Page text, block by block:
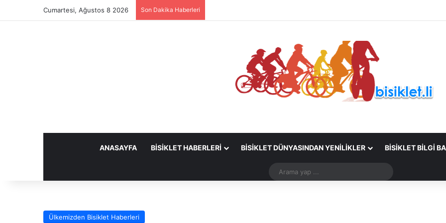
Cumartesi, Ağustos 8 2026 Son Dakika Haberleri
ANASAYFA BISIKLET HABERLERI BISIKLET DÜNYASINDAN YENILIKLER BISIKLET BILGI
Ülkemizden Bisiklet Haberleri